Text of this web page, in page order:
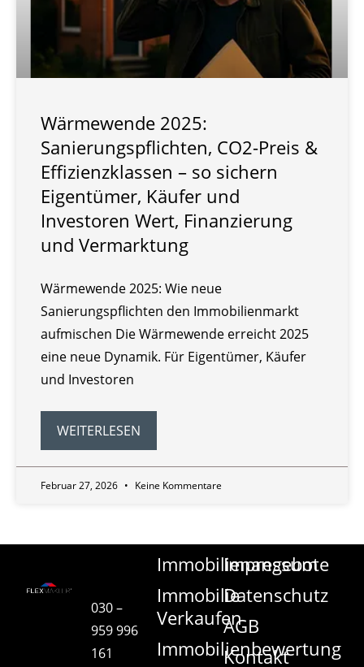
Wärmewende 2025:
Sanierungspflichten, CO2-Preis &
Effizienzklassen – so sichern
Eigentümer, Käufer und
Investoren Wert, Finanzierung
und Vermarktung
Wärmewende 2025: Wie neue
Sanierungspflichten den Immobilienmarkt
aufmischen Die Wärmewende erreicht 2025
eine neue Dynamik. Für Eigentümer, Käufer
und Investoren
WEITERLESEN
Februar 27, 2026 Keine Kommentare
030 –
959 996
161
Immobilienangebote
Immobilie
Verkaufen
Immobilienbewertung
Impressum
Datenschutz
AGB
Kontakt